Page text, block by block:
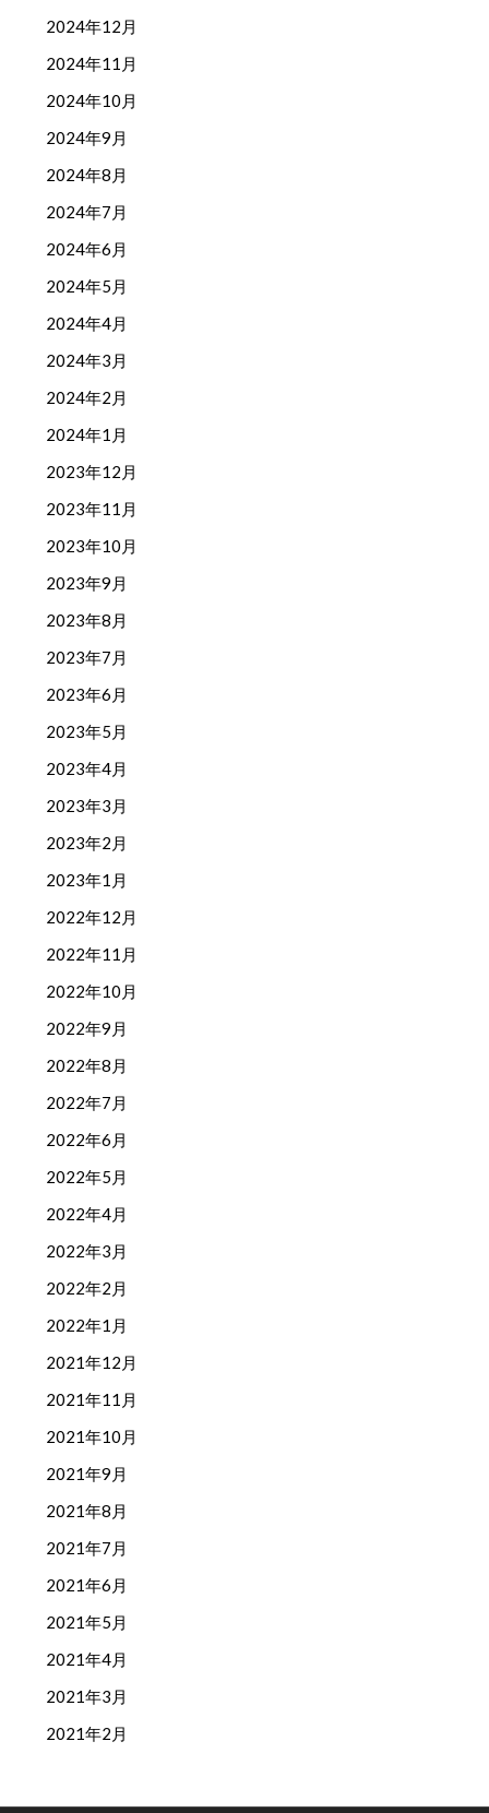
2024年12月
2024年11月
2024年10月
2024年9月
2024年8月
2024年7月
2024年6月
2024年5月
2024年4月
2024年3月
2024年2月
2024年1月
2023年12月
2023年11月
2023年10月
2023年9月
2023年8月
2023年7月
2023年6月
2023年5月
2023年4月
2023年3月
2023年2月
2023年1月
2022年12月
2022年11月
2022年10月
2022年9月
2022年8月
2022年7月
2022年6月
2022年5月
2022年4月
2022年3月
2022年2月
2022年1月
2021年12月
2021年11月
2021年10月
2021年9月
2021年8月
2021年7月
2021年6月
2021年5月
2021年4月
2021年3月
2021年2月